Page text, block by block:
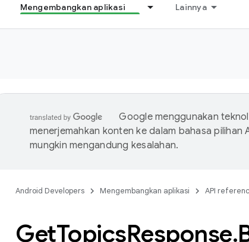
Mengembangkan aplikasi Lainnya
Google menggunakan
menerjemahkan konten ke dalam bahasa pilihan
mungkin mengandung kesalahan.
Android Developers Mengembangkan aplikasi API
GetTopicsResponse.